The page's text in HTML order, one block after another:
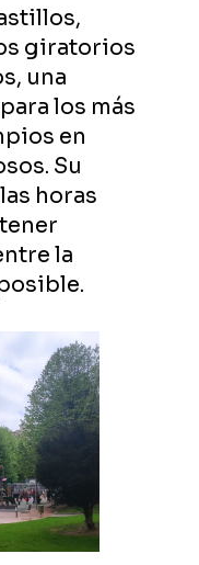
giratorios
una
los más
en
Su
horas
la